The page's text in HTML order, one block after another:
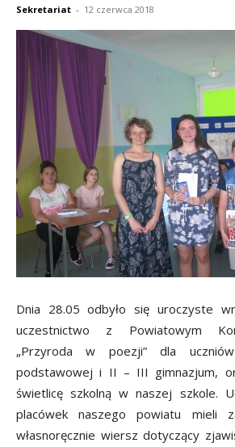
Sekretariat - 12 czerwca 2018
Dnia 28.05 odbyło się uroczyste
uczestnictwo z Powiatowym
„Przyroda w poezji” dla
podstawowej i II – III gimnazjum,
świetlicę szkolną w naszej szkole.
placówek naszego powiatu mieli
własnoręcznie wiersz dotyczący